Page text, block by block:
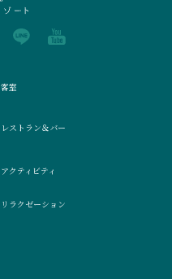
客室
レストラン＆バー
アクティビティ
リラクゼーション